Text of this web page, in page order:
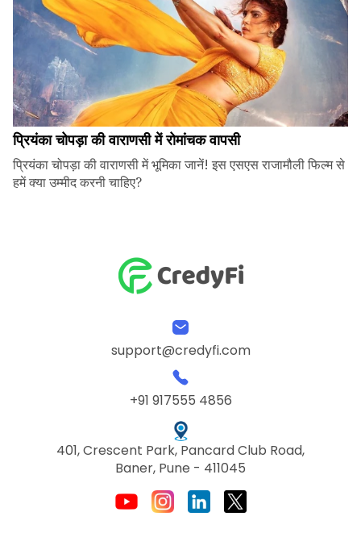
प्रियंका चोपड़ा की वाराणसी में रोमांचक वापसी
प्रियंका चोपड़ा की वाराणसी में भूमिका जानें! इस एसएस राजामौली फिल्म से
हमें क्या उम्मीद करनी चाहिए?
support@credyfi.com
+91 917555 4856
401, Crescent Park, Pancard Club Road,
Baner, Pune - 411045